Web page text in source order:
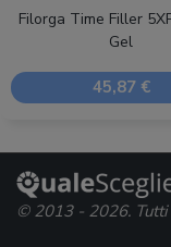
Filorga Time Filler
Gel
45,87 €
© 2013 - 2026. Tutti